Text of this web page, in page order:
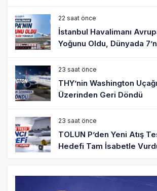
22 saat önce
İstanbul Havalimanı
Yoğunu Oldu, Dünyada
23 saat önce
THY’nin Washington
Üzerinden Geri Döndü
23 saat önce
TOLUN P’den Yeni Atış
Hedefi Tam İsabetle
Türkiye’nin Milli Motor